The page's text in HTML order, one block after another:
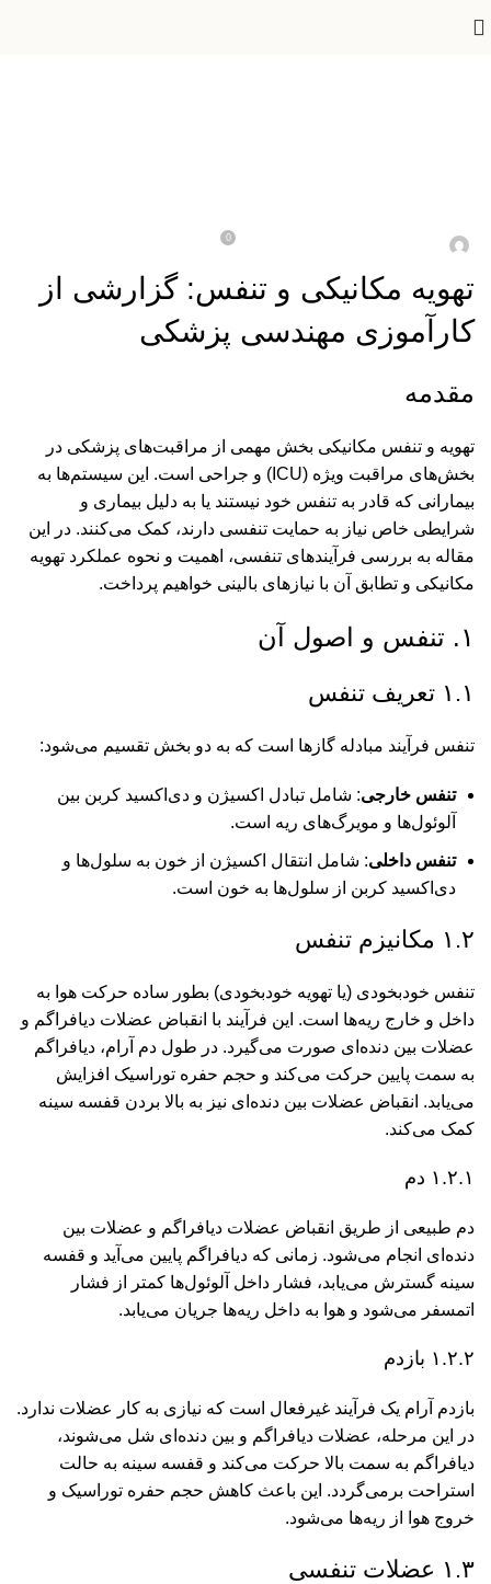
0
تهویه مکانیکی و تنفس: گزارشی از
کارآموزی مهندسی پزشکی
مقدمه
تهویه و تنفس مکانیکی بخش مهمی از مراقبت‌های پزشکی در
بخش‌های مراقبت ویژه (ICU) و جراحی است. این سیستم‌ها به
بیمارانی که قادر به تنفس خود نیستند یا به دلیل بیماری و
شرایطی خاص نیاز به حمایت تنفسی دارند، کمک می‌کنند. در این
مقاله به بررسی فرآیندهای تنفسی، اهمیت و نحوه عملکرد تهویه
مکانیکی و تطابق آن با نیازهای بالینی خواهیم پرداخت.
۱. تنفس و اصول آن
۱.۱ تعریف تنفس
تنفس فرآیند مبادله گازها است که به دو بخش تقسیم می‌شود:
تنفس خارجی: شامل تبادل اکسیژن و دی‌اکسید کربن بین
آلوئول‌ها و مویرگ‌های ریه است.
تنفس داخلی: شامل انتقال اکسیژن از خون به سلول‌ها و
دی‌اکسید کربن از سلول‌ها به خون است.
۱.۲ مکانیزم تنفس
تنفس خودبخودی (یا تهویه خودبخودی) بطور ساده حرکت هوا به
داخل و خارج ریه‌ها است. این فرآیند با انقباض عضلات دیافراگم و
عضلات بین دنده‌ای صورت می‌گیرد. در طول دم آرام، دیافراگم
به سمت پایین حرکت می‌کند و حجم حفره توراسیک افزایش
می‌یابد. انقباض عضلات بین دنده‌ای نیز به بالا بردن قفسه سینه
کمک می‌کند.
۱.۲.۱ دم
دم طبیعی از طریق انقباض عضلات دیافراگم و عضلات بین
دنده‌ای انجام می‌شود. زمانی که دیافراگم پایین می‌آید و قفسه
سینه گسترش می‌یابد، فشار داخل آلوئول‌ها کمتر از فشار
اتمسفر می‌شود و هوا به داخل ریه‌ها جریان می‌یابد.
۱.۲.۲ بازدم
بازدم آرام یک فرآیند غیرفعال است که نیازی به کار عضلات ندارد.
در این مرحله، عضلات دیافراگم و بین دنده‌ای شل می‌شوند،
دیافراگم به سمت بالا حرکت می‌کند و قفسه سینه به حالت
استراحت برمی‌گردد. این باعث کاهش حجم حفره توراسیک و
خروج هوا از ریه‌ها می‌شود.
۱.۳ عضلات تنفسی